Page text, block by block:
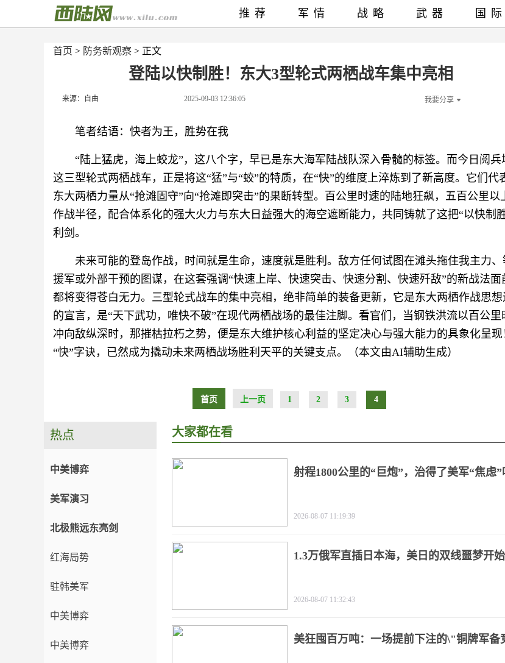
首页 > 防务新观察 > 正文
登陆以快制胜！东大3型轮式两栖战车集中亮相
来源：自由 2025-09-03 12:36:05 我要分享
笔者结语：快者为王，胜势在我
“陆上猛虎，海上蛟龙”，这八个字，早已是东大海军陆战队深入骨髓的标签。而今日阅兵
这三型轮式两栖战车，正是将这“猛”与“蛟”的特质，在“快”的维度上淬炼到了新高度。它们代
东大两栖力量从“抢滩固守”向“抢滩即突击”的果断转型。百公里时速的陆地狂飙，五百公里以
作战半径，配合体系化的强大火力与东大日益强大的海空遮断能力，共同铸就了这把“以快制
利剑。
未来可能的登岛作战，时间就是生命，速度就是胜利。敌方任何试图在滩头拖住我主力、
援军或外部干预的图谋，在这套强调“快速上岸、快速突击、快速分割、快速歼敌”的新战法面
都将变得苍白无力。三型轮式战车的集中亮相，绝非简单的装备更新，它是东大两栖作战思想
的宣言，是“天下武功，唯快不破”在现代两栖战场的最佳注脚。看官们，当钢铁洪流以百公里
冲向敌纵深时，那摧枯拉朽之势，便是东大维护核心利益的坚定决心与强大能力的具象化呈现
“快”字诀，已然成为撬动未来两栖战场胜利天平的关键支点。（本文由AI辅助生成）
首页 上一页 1 2 3 4
推荐 军情 战略 武器 国际
热点
中美博弈
美军演习
北极熊远东亮剑
红海局势
驻韩美军
中美博弈
中美博弈
大家都在看
射程1800公里的“巨炮”，治得了美军“焦虑”
2026-08-07 11:19:39
1.3万俄军直插日本海，美日的双线噩梦开
2026-08-07 11:32:43
美狂囤百万吨：一场提前下注的\"铜牌军备